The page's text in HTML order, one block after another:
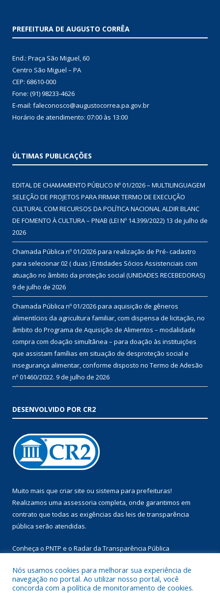
PREFEITURA DE AUGUSTO CORRÊA
End.: Praça São Miguel, 60
Centro São Miguel – PA
CEP: 68610-000
Fone: (91) 98233-4626
E-mail: faleconosco@augustocorrea.pa.gov.br
Horário de atendimento: 07:00 às 13:00
ÚLTIMAS PUBLICAÇÕES
EDITAL DE CHAMAMENTO PÚBLICO Nº 01/2026 – MULTILINGUAGEM
SELEÇÃO DE PROJETOS PARA FIRMAR TERMO DE EXECUÇÃO
CULTURAL COM RECURSOS DA POLÍTICA NACIONAL ALDIR BLANC
DE FOMENTO À CULTURA – PNAB (LEI Nº 14.399/2022) 13 de julho de
2026
Chamada Pública nº 01/2026 para realização de Pré- cadastro
para selecionar 02 ( duas ) Entidades Sócios Assistenciais com
atuação no âmbito da proteção social (UNIDADES RECEBEDORAS)
9 de julho de 2026
Chamada Pública nº 01/2026 para aquisição de gêneros
alimentícios da agricultura familiar, com dispensa de licitação, no
âmbito do Programa de Aquisição de Alimentos – modalidade
compra com doação simultânea – para doação às instituições
que assistam famílias em situação de desproteção social e
insegurança alimentar, conforme disposto no Termo de Adesão
nº 01460/2022. 9 de julho de 2026
DESENVOLVIDO POR CR2
Muito mais que criar site ou sistema para prefeituras!
Realizamos uma assessoria completa, onde garantimos em
contrato que todas as exigências das leis de transparência
pública serão atendidas.
Conheça o PNTP e o Radar da Transparência Pública
Nós usamos cookies para melhorar sua experiência de
navegação no portal. Ao utilizar nosso portal, você
concorda com a política de monitoramento de cookies.